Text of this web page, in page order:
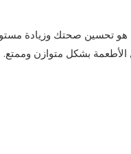
هو تحسين صحتك وزيادة
الأطعمة بشكل متوازن وممتع.